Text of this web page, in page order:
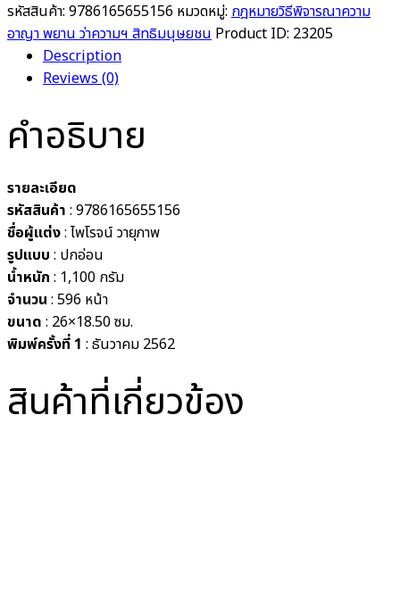
รหัสสินค้า: 9786165655156 หมวดหมู่: กฎหมายวิธีพิจารณาความ
อาญา พยาน ว่าความฯ สิทธิมนุษยชน Product ID: 23205
Description
Reviews (0)
คำอธิบาย
รายละเอียด
รหัสสินค้า : 9786165655156
ชื่อผู้แต่ง: ไพโรจน์ วายุภาพ
รูปแบบ : ปกอ่อน
น้ำหนัก : 1,100 กรัม
จำนวน : 596 หน้า
ขนาด : 26×18.50 ซม.
พิมพ์ครั้งที่ 1 : ธันวาคม 2562
สินค้าที่เกี่ยวข้อง